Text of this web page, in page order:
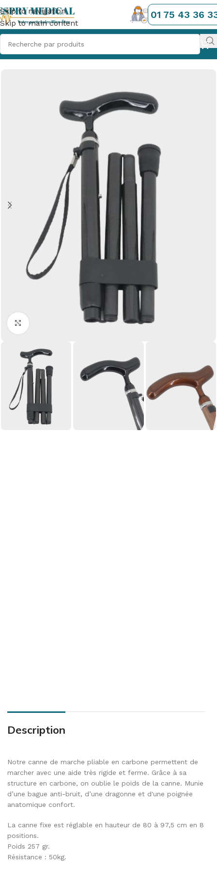
Skip to navigation
Skip to main content
01 75 43 36
Accueil/La Mobilité au Quotidien
Click to enlarge
Description
Notre canne de marche pliable en carbone permettent de
marcher avec une aide très rigide et ferme. Grâce à sa
structure en carbone, on oublie le poids de la canne. Munie
d’une bague anti-bruit, d’une dragonne et d'une poignée
anatomique confort.
La canne fixe est réglable en hauteur de 80 à 97,5 cm en 8
positions.
Poids 257 gr.
Résistance : 50kg.